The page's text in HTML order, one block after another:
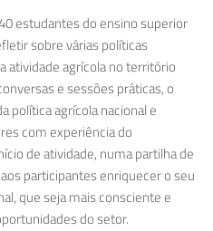
estudantesdo ensino superior
sobre várias políticas
atividade agrícola no território
e sessões práticas, o
política agrícola nacional e
com experiência do
de atividade, numa partilha de
participantes enriquecer o seu
que seja mais consciente e
do setor.